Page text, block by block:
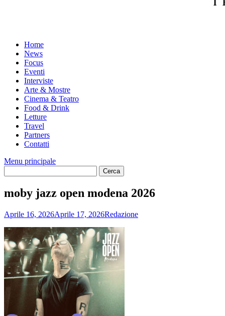
Home
News
Focus
Eventi
Interviste
Arte & Mostre
Cinema & Teatro
Food & Drink
Letture
Travel
Partners
Contatti
Menu principale
moby jazz open modena 2026
Aprile 16, 2026Aprile 17, 2026Redazione